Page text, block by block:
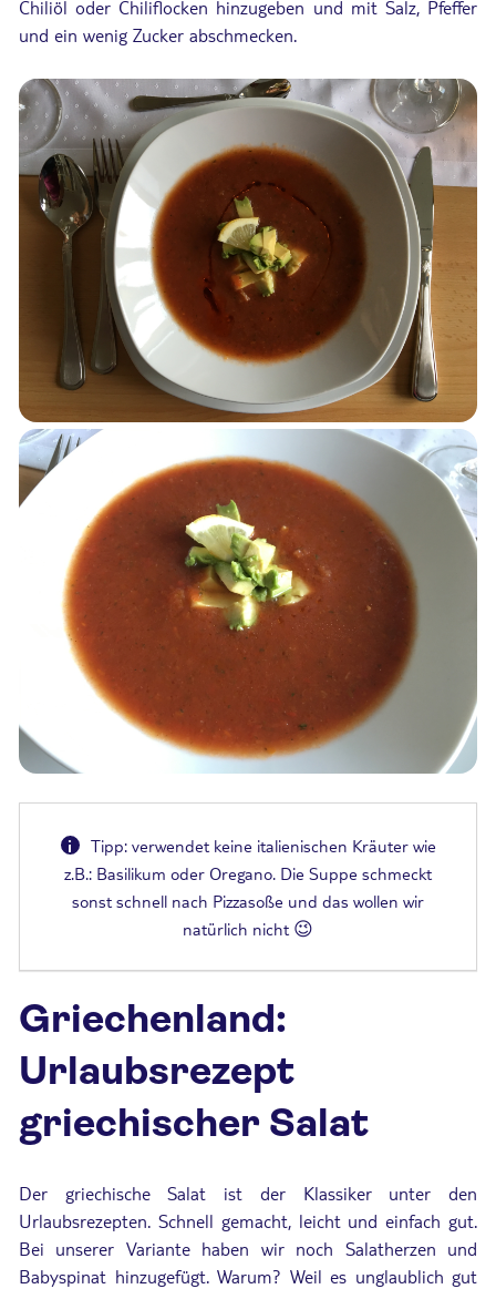
Chiliöl oder Chiliflocken hinzugeben und mit Salz, Pfeffer
und ein wenig Zucker abschmecken.
i
Tipp: verwendet keine italienischen Kräuter wie
z.B.: Basilikum oder Oregano. Die Suppe schmeckt
sonst schnell nach Pizzasoße und das wollen wir
natürlich nicht 😉
Griechenland:
Urlaubsrezept
griechischer Salat
Der griechische Salat ist der Klassiker unter den
Urlaubsrezepten. Schnell gemacht, leicht und einfach gut.
Bei unserer Variante haben wir noch Salatherzen und
Babyspinat hinzugefügt. Warum? Weil es unglaublich gut